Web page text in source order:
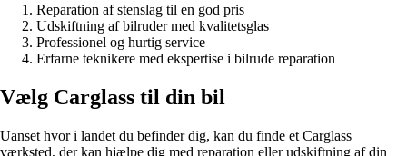
Reparation af stenslag til en god pris
Udskiftning af bilruder med kvalitetsglas
Professionel og hurtig service
Erfarne teknikere med ekspertise i bilrude reparation
Vælg Carglass til din bil
Uanset hvor i landet du befinder dig, kan du finde et Carglass
værksted, der kan hjælpe dig med reparation eller udskiftning af din